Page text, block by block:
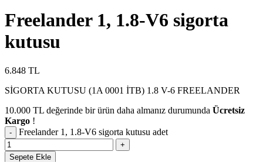
Freelander 1, 1.8-V6 sigorta
kutusu
6.848 TL
SİGORTA KUTUSU (1A 0001 İTB) 1.8 V-6 FREELANDER
10.000 TL değerinde bir ürün daha almanız durumunda Ücretsiz
Kargo !
Freelander 1, 1.8-V6 sigorta kutusu adet
Sepete Ekle